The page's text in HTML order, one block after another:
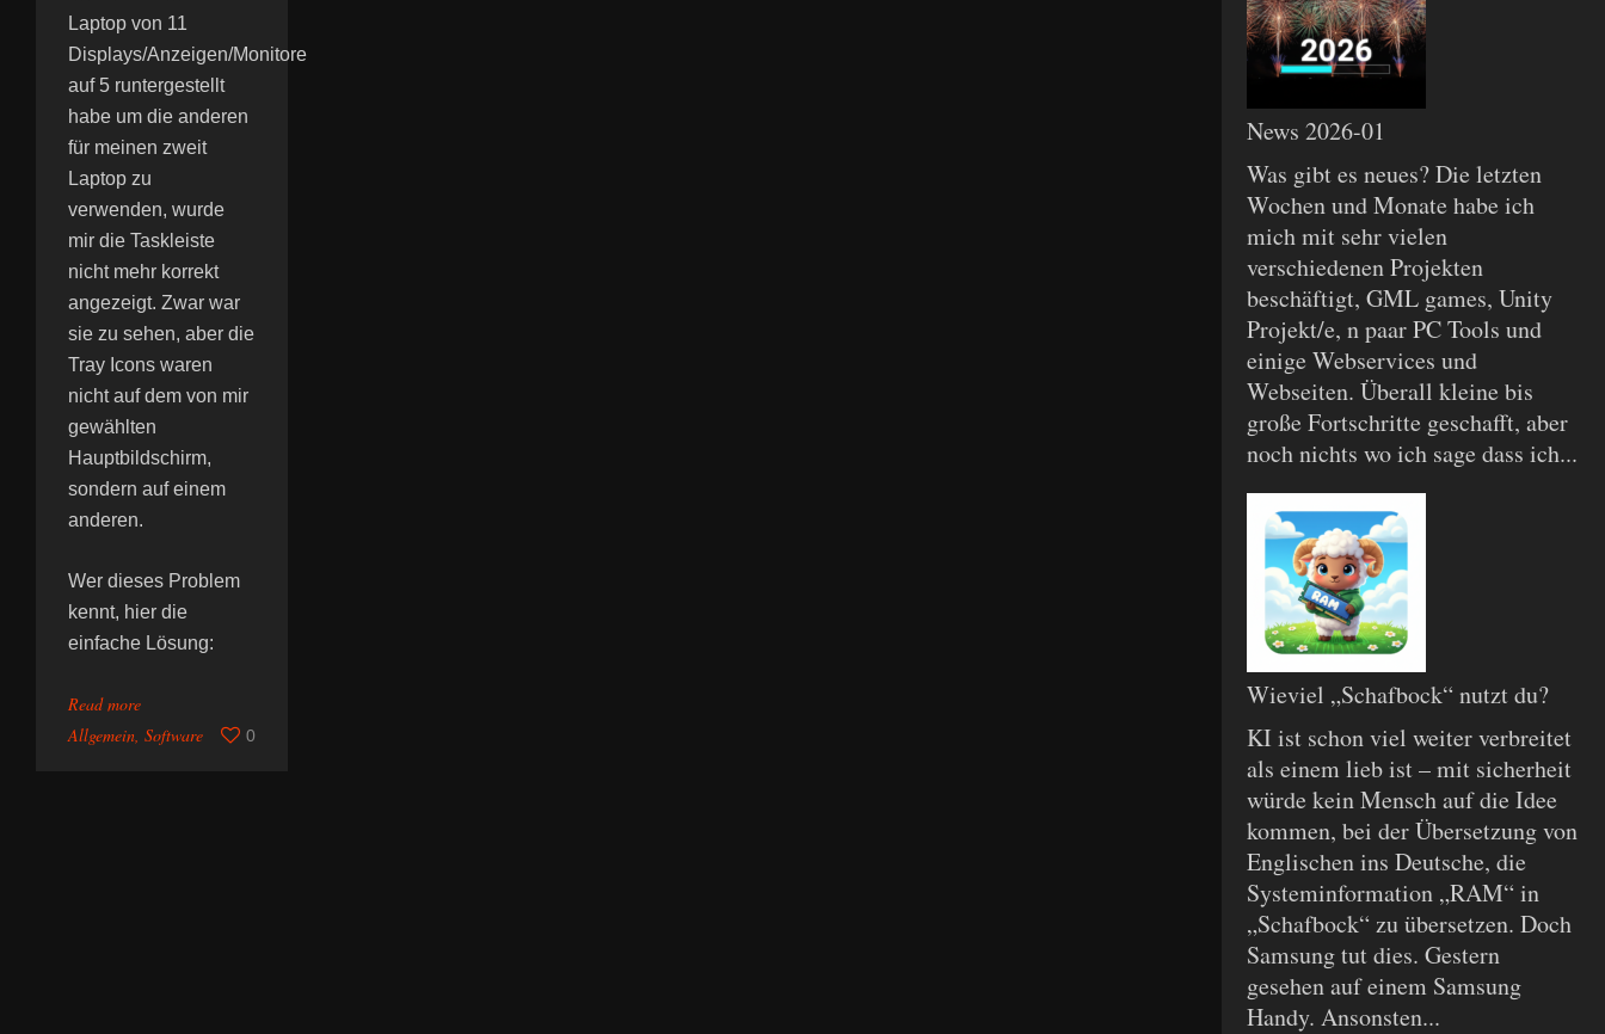
Laptop von 11
Displays/Anzeigen/Monitore
auf 5 runtergestellt
habe um die anderen
für meinen zweit
Laptop zu
verwenden, wurde
mir die Taskleiste
nicht mehr korrekt
angezeigt. Zwar war
sie zu sehen, aber die
Tray Icons waren
nicht auf dem von mir
gewählten
Hauptbildschirm,
sondern auf einem
anderen.
Wer dieses Problem
kennt, hier die
einfache Lösung:
Read more
Allgemein, Software 0
News 2026-01
Was gibt es neues? Die letzten
Wochen und Monate habe ich
mich mit sehr vielen
verschiedenen Projekten
beschäftigt, GML games, Unity
Projekt/e, n paar PC Tools und
einige Webservices und
Webseiten. Überall kleine bis
große Fortschritte geschafft, aber
noch nichts wo ich sage dass ich...
Wieviel „Schafbock“ nutzt du?
KI ist schon viel weiter verbreitet
als einem lieb ist – mit sicherheit
würde kein Mensch auf die Idee
kommen, bei der Übersetzung von
Englischen ins Deutsche, die
Systeminformation „RAM“ in
„Schafbock“ zu übersetzen. Doch
Samsung tut dies. Gestern
gesehen auf einem Samsung
Handy. Ansonsten...